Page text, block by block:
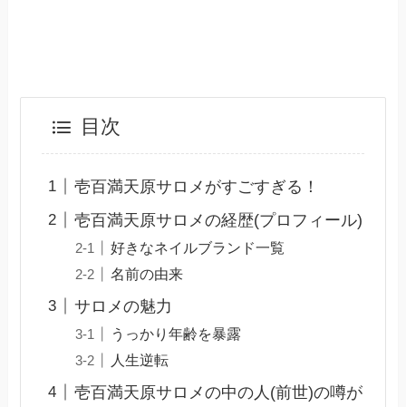
目次
壱百満天原サロメがすごすぎる！
壱百満天原サロメの経歴(プロフィール)
好きなネイルブランド一覧
名前の由来
サロメの魅力
うっかり年齢を暴露
人生逆転
壱百満天原サロメの中の人(前世)の噂が